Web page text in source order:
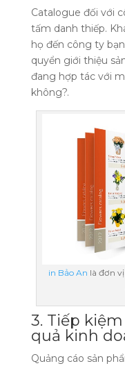
Catalogue đối với
tấm danh thiếp.
họ đến công ty
quyển giới thiệu
đang hợp tác với
không?.
in Bảo An là đơn
3. Tiếp
quả kinh
Quảng cáo sản